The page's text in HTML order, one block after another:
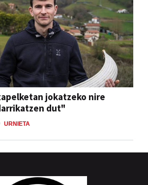
jokatzeko nire
dut"
URNIETA